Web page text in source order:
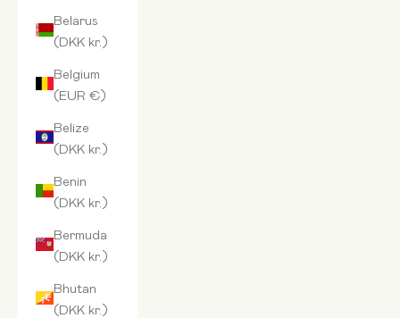
Belarus
(DKK kr.)
Belgium
(EUR €)
Belize
(DKK kr.)
Benin
(DKK kr.)
Bermuda
(DKK kr.)
Bhutan
(DKK kr.)